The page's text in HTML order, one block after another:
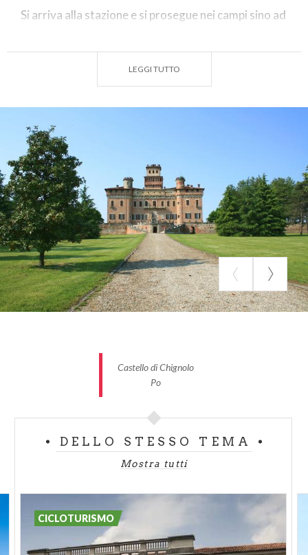
Si arriva alla stazione e si prosegue nei campi sino ad
secondario ci fa salire sul colle di San Colombano
per poi scendere ad arrivare allo stop, sulla strada
Provinciale, dove giriamo a destra e poi subito a
sinistra in direzione del Castello di Chignolo Po.
Raggirato il Castello prendiamo Via Lambrinia e da
qui il percorso ci condurrà al punto di partenza.
ITINERARIO
Distanza:48 km
Difficoltà: facile
Fondo stradale: asfalto e sterrato
Dislivello:+ 290 m, -287 m (Pendenza max:7.7%, -
11.4%; Pendio medio: 0.8%, -0.9%)
Adatto a: tutti
Tipologia di bicicletta consigliata: MTB e ibrida
d.C., quando Pavia era capitale dei Longobardi. Re
Berengario lo donò, poi, ai monaci benedettini. Al
Settecento risale l’aspetto attuale come anche gli
Geolocalizzazione su mappa: 45.15814, 9.49243
Museo Contadino di Santa Cristina
Il Museo Contadino della Bassa Pavese è stato
LEGGI TUTTO
Castello di Chignolo
Po
DELLO STESSO TEMA
Mostra tutti
CICLOTURISMO